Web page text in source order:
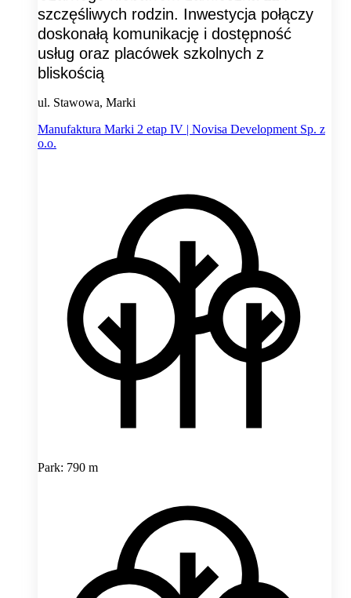
szczęśliwych rodzin. Inwestycja połączy
doskonałą komunikację i dostępność
usług oraz placówek szkolnych z
bliskością
ul. Stawowa, Marki
Manufaktura Marki 2 etap IV | Novisa Development Sp. z
o.o.
Park: 790 m